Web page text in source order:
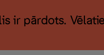
ir pārdots.